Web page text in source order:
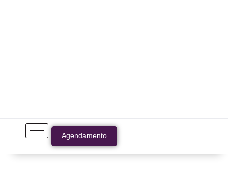
Agendamento